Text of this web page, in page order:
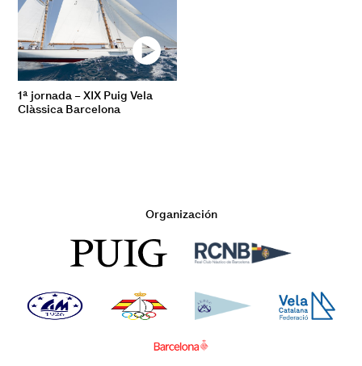
1ª jornada – XIX Puig Vela
Clàssica Barcelona
Organización